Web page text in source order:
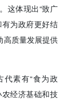
这体现出“致广
为政府更好结
高质量发展提供
代素有“食为政
经济基础和技